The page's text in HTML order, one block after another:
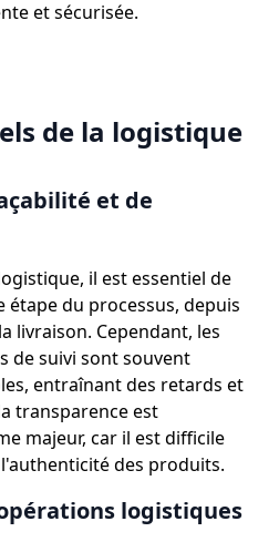
et sécurisée.
de la logistique
et de
il est essentiel de
étape du processus, depuis
livraison. Cependant, les
de suivi sont souvent
entraînant des retards et
transparence est
majeur, car il est difficile
des produits.
logistiques